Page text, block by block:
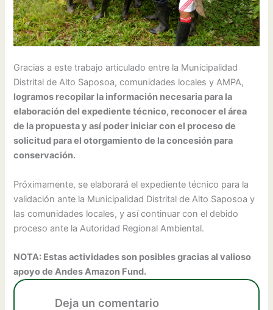
Gracias a este trabajo articulado entre la Municipalidad
Distrital de Alto Saposoa, comunidades locales y AMPA,
logramos recopilar la información necesaria para la
elaboración del expediente técnico, reconocer el área
de la propuesta y así poder iniciar con el proceso de
solicitud para el otorgamiento de la concesión para
conservación.
Próximamente, se elaborará el expediente técnico para la
validación ante la Municipalidad Distrital de Alto Saposoa y
las comunidades locales, y así continuar con el debido
proceso ante la Autoridad Regional Ambiental.
NOTA: Estas actividades son posibles gracias al valioso
apoyo de Andes Amazon Fund.
Deja un comentario